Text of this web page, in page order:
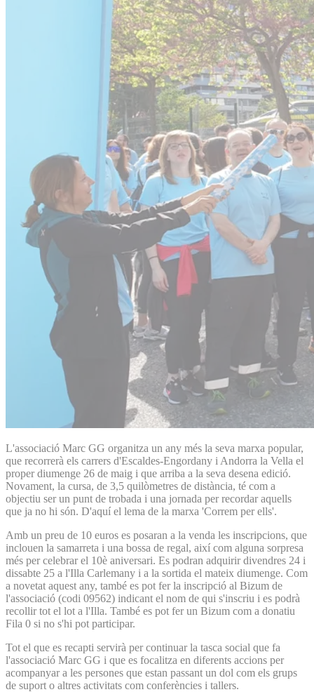
L'associació Marc GG organitza un any més la seva marxa popular,
que recorrerà els carrers d'Escaldes-Engordany i Andorra la Vella el
proper diumenge 26 de maig i que arriba a la seva desena edició.
Novament, la cursa, de 3,5 quilòmetres de distància, té com a
objectiu ser un punt de trobada i una jornada per recordar aquells
que ja no hi són. D'aquí el lema de la marxa 'Correm per ells'.
Amb un preu de 10 euros es posaran a la venda les inscripcions, que
inclouen la samarreta i una bossa de regal, així com alguna sorpresa
més per celebrar el 10è aniversari. Es podran adquirir divendres 24 i
dissabte 25 a l'Illa Carlemany i a la sortida el mateix diumenge. Com
a novetat aquest any, també es pot fer la inscripció al Bizum de
l'associació (codi 09562) indicant el nom de qui s'inscriu i es podrà
recollir tot el lot a l'Illa. També es pot fer un Bizum com a donatiu
Fila 0 si no s'hi pot participar.
Tot el que es recapti servirà per continuar la tasca social que fa
l'associació Marc GG i que es focalitza en diferents accions per
acompanyar a les persones que estan passant un dol com els grups
de suport o altres activitats com conferències i tallers.